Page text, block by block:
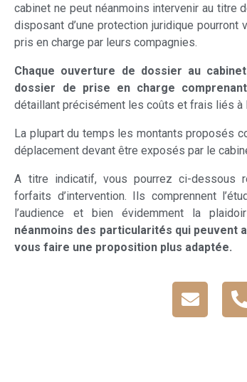
cabinet ne peut néanmoins intervenir au titre
disposant d’une protection juridique
pris en charge par leurs compagnies.
Chaque ouverture de dossier au
dossier de prise en charge
détaillant précisément les coûts et frais liés à
La plupart du temps les montants proposés
déplacement devant être exposés par le
A titre indicatif, vous pourrez ci-dessous
forfaits d’intervention. Ils comprennent
l’audience et bien évidemment la
néanmoins des particularités qui peuvent
vous faire une proposition plus adaptée.